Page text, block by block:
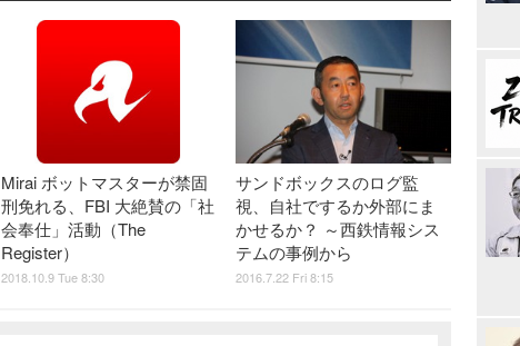
Mirai ボットマスターが禁固
刑免れる、FBI 大絶賛の「社
会奉仕」活動（The
Register）
2018.10.9 Tue 8:30
サンドボックスのログ監
視、自社でするか外部にま
かせるか？ ～西鉄情報シス
テムの事例から
2016.7.22 Fri 8:15